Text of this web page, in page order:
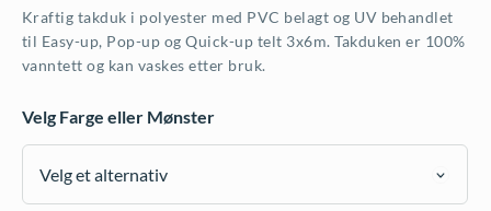
Kraftig takduk i polyester med PVC belagt og UV behandlet
til Easy-up, Pop-up og Quick-up telt 3x6m. Takduken er 100%
vanntett og kan vaskes etter bruk.
Velg Farge eller Mønster